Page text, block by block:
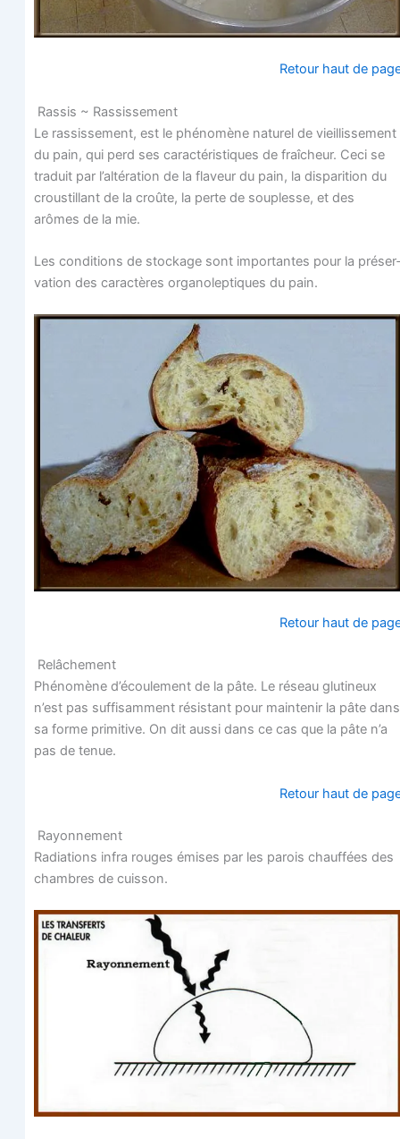
Retour haut de
Ras­sis ~ Rassissement
Le ras­sis­se­ment, est le phé­no­mène natu­rel de vieillis­se­ment
du pain, qui perd ses carac­té­ris­tiques de fraî­cheur. Ceci se
tra­duit par l’altération de la fla­veur du pain, la dis­pa­ri­tion du
crous­tillant de la croûte, la perte de sou­plesse, et des
arômes de la mie.
Les condi­tions de sto­ckage sont impor­tantes pour la pré­ser­
va­tion des carac­tères orga­no­lep­tiques du pain.
Retour haut de
Relâchement
Phé­no­mène d’écoulement de la pâte. Le réseau glu­ti­neux
n’est pas suf­fi­sam­ment résis­tant pour main­te­nir la pâte dans
sa forme pri­mi­tive. On dit aus­si dans ce cas que la pâte n’a
pas de tenue.
Retour haut de
Rayonnement
Radia­tions infra rouges émises par les parois chauf­fées des
chambres de cuisson.